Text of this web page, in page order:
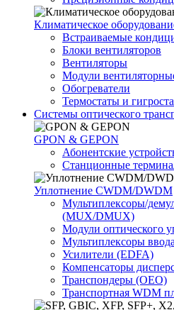
Климатичeское
Встраиваемые
Блоки вентиляторов
Вентиляторы
Модули
Обогреватели
Термостаты и
Системы оптического
GPON & GEPON
Абонентские
Станционные
Уплотнение CWDM/DWDM
Мультиплексоры/
(MUX/DMUX)
Модули оптического
Мультиплексоры
Усилители (EDFA)
Компенсаторы
Транспондеры (OEO)
Транспортная WDM